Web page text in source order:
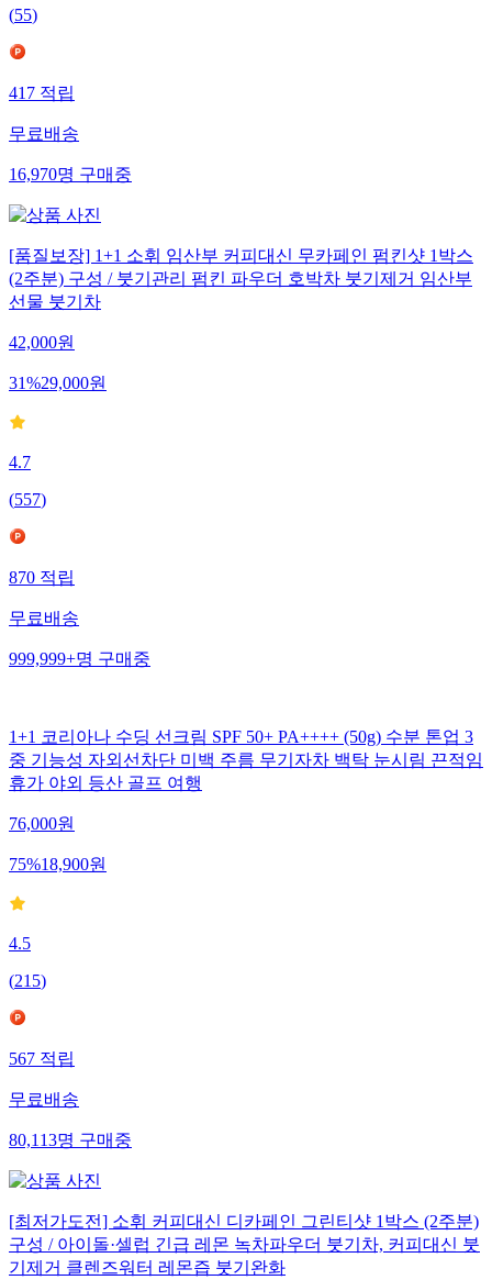
(55)
417적립
무료배송
16,970명구매중
[품질보장] 1+1 소휘 임산부 커피대신 무카페인 펌킨샷 1박스
(2주분) 구성 / 붓기관리 펌킨 파우더 호박차 붓기제거 임산부
선물 붓기차
42,000원
31%29,000원
4.7
(557)
870적립
무료배송
999,999+명구매중
1+1 코리아나 수딩 선크림 SPF 50+ PA++++ (50g) 수분 톤업 3
중 기능성 자외선차단 미백 주름 무기자차 백탁 눈시림 끈적임
휴가 야외 등산 골프 여행
76,000원
75%18,900원
4.5
(215)
567적립
무료배송
80,113명구매중
[최저가도전] 소휘 커피대신 디카페인 그린티샷 1박스 (2주분)
구성 / 아이돌·셀럽 긴급 레몬 녹차파우더 붓기차, 커피대신 붓
기제거 클렌즈워터 레몬즙 붓기완화